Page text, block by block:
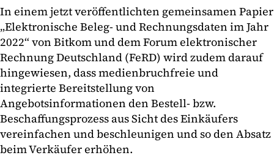
In einem jetzt veröffentlichten gemeinsamen Papier
„Elektronische Beleg- und Rechnungsdaten im Jahr
2022“ von Bitkom und dem Forum elektronischer
Rechnung Deutschland (FeRD) wird zudem darauf
hingewiesen, dass medienbruchfreie und
integrierte Bereitstellung von
Angebotsinformationen den Bestell- bzw.
Beschaffungsprozess aus Sicht des Einkäufers
vereinfachen und beschleunigen und so den Absatz
beim Verkäufer erhöhen.